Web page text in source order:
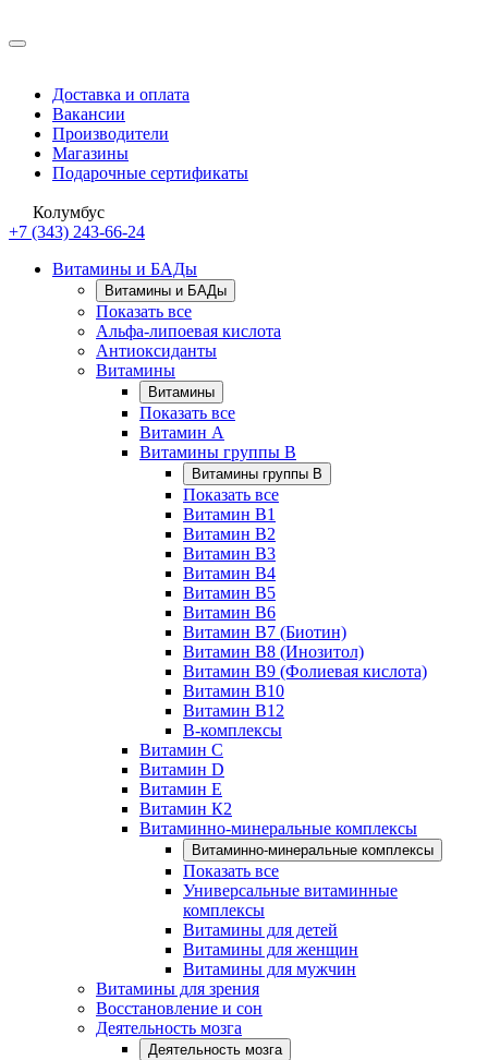
Доставка и оплата
Вакансии
Производители
Магазины
Подарочные сертификаты
Колумбус
+7 (343) 243-66-24
Витамины и БАДы
Витамины и БАДы
Показать все
Альфа-липоевая кислота
Антиоксиданты
Витамины
Витамины
Показать все
Витамин A
Витамины группы B
Витамины группы B
Показать все
Витамин B1
Витамин B2
Витамин B3
Витамин B4
Витамин B5
Витамин B6
Витамин B7 (Биотин)
Витамин B8 (Инозитол)
Витамин B9 (Фолиевая кислота)
Витамин B10
Витамин B12
B-комплексы
Витамин C
Витамин D
Витамин E
Витамин К2
Витаминно-минеральные комплексы
Витаминно-минеральные комплексы
Показать все
Универсальные витаминные
комплексы
Витамины для детей
Витамины для женщин
Витамины для мужчин
Витамины для зрения
Восстановление и сон
Деятельность мозга
Деятельность мозга